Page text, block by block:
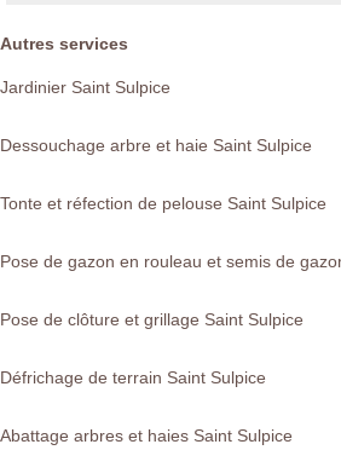
Autres services
Jardinier Saint Sulpice
Dessouchage arbre et haie Saint Sulpice
Tonte et réfection de pelouse Saint Sulpice
Pose de gazon en rouleau et semis de
Pose de clôture et grillage Saint Sulpice
Défrichage de terrain Saint Sulpice
Abattage arbres et haies Saint Sulpice